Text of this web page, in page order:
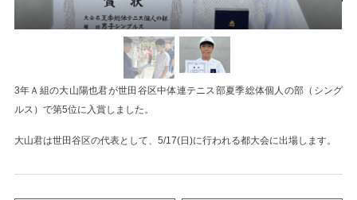
3年Ａ組の大山陽也君が世田谷区中体連テニス部夏季総体個人の部（シング
ルス）で第5位に入賞しました。
大山君は世田谷区の代表として、5/17(日)に行われる都大会に出場します。